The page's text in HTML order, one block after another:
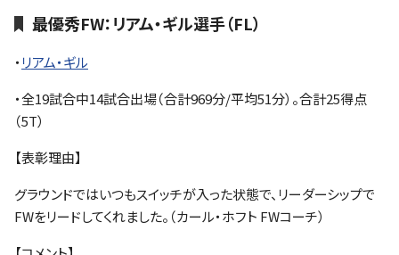
ファンクラブ
パートナー
最優秀FW：リアム・ギル選手（FL）
・ リアム・ギル
・全19試合中14試合出場（合計969分/平均51分）。合計25得点
（5T）
【表彰理由】
グラウンドではいつもスイッチが入った状態で、リーダーシップで
FWをリードしてくれました。（カール・ホフト FWコーチ）